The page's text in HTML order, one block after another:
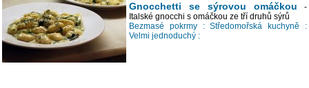
Gnocchetti se sýrovou omáčkou -
Italské gnocchi s omáčkou ze tří druhů sýrů
Bezmasé pokrmy : Středomořská kuchyně :
Velmi jednoduchý :